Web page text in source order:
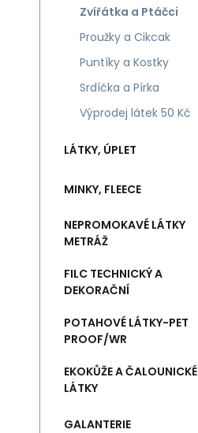
Zvířátka a Ptáčci
Proužky a Cikcak
Puntíky a Kostky
Srdíčka a Pírka
Výprodej látek 50 Kč
LÁTKY, ÚPLET
MINKY, FLEECE
NEPROMOKAVÉ LÁTKY
METRÁŽ
FILC TECHNICKÝ A
DEKORAČNÍ
POTAHOVÉ LÁTKY-PET
PROOF/WR
EKOKŮŽE A ČALOUNICKÉ
LÁTKY
GALANTERIE